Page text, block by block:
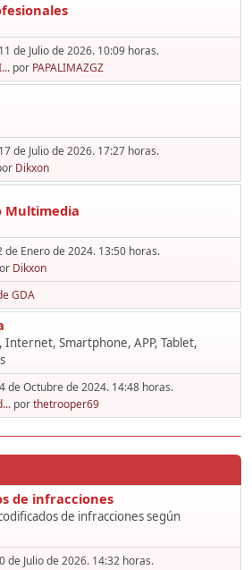
de Julio de 2026. 10:09 horas.
por PAPALIMAZGZ
de Julio de 2026. 17:27 horas.
Dikxon
Multimedia
de Enero de 2024. 13:50 horas.
Dikxon
GDA
Smartphone, APP, Tablet,
de Octubre de 2024. 14:48 horas.
porthetrooper69
de infracciones
de infracciones según
de Julio de 2026. 14:32 horas.